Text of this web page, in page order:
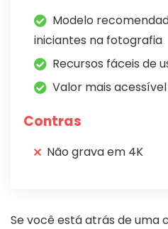
Modelo
iniciantes na fotografia
Recursos fáceis de
Valor mais acessível
Contras
Não grava em 4K
Se você está atrás de uma